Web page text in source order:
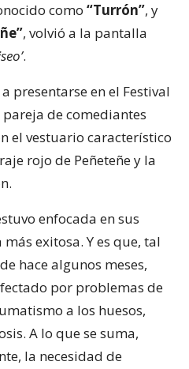
como “Turrón”, y
, volvió a la pantalla
.
presentarse en el Festival
de comediantes
el vestuario característico
rojo de Peñeteñe y la
enfocada en sus
exitosa. Y es que, tal
hace algunos meses,
por problemas de
a los huesos,
A lo que se suma,
la necesidad de